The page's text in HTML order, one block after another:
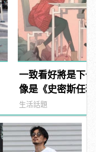
一致看好將是下
像是《史密斯任
《SPY×FAMILY
生活話題